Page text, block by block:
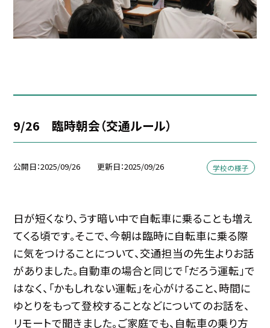
9/26 臨時朝会（交通ルール）
公開日 2025/09/26 更新日 2025/09/26 学校の様子
日が短くなり、うす暗い中で自転車に乗ることも増え
てくる頃です。そこで、今朝は臨時に自転車に乗る際
に気をつけることについて、交通担当の先生よりお話
がありました。自動車の場合と同じで「だろう運転」で
はなく、「かもしれない運転」を心がけること、時間に
ゆとりをもって登校することなどについてのお話を、
リモートで聞きました。ご家庭でも、自転車の乗り方